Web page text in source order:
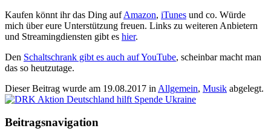
Kaufen könnt ihr das Ding aufAmazon, iTunes und co. Würde
mich über eure Unterstützung freuen. Links zu weiteren Anbietern
und Streamingdiensten gibt es hier.
Den Schaltschrank gibt es auch auf YouTube, scheinbar macht man
das so heutzutage.
Dieser Beitrag wurde am 19.08.2017 in Allgemein, Musik abgelegt.
Beitragsnavigation